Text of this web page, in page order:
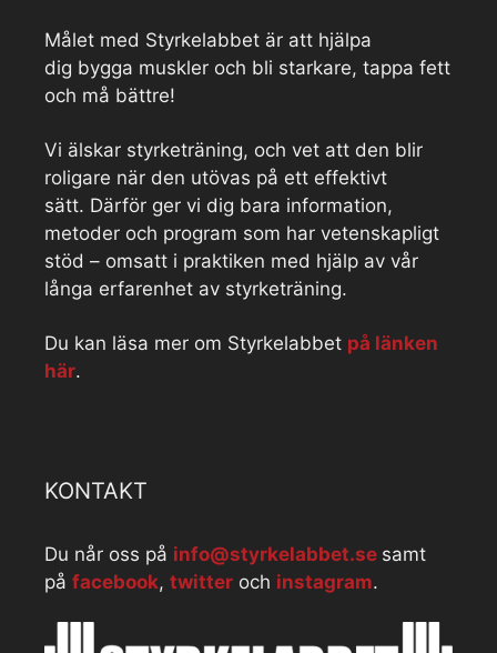
Målet med Styrkelabbet är att hjälpa
dig bygga muskler och bli starkare, tappa fett
och må bättre!
Vi älskar styrketräning, och vet att den blir
roligare när den utövas på ett effektivt
sätt. Därför ger vi dig bara information,
metoder och program som har vetenskapligt
stöd – omsatt i praktiken med hjälp av vår
långa erfarenhet av styrketräning.
Du kan läsa mer om Styrkelabbet på länken
här.
KONTAKT
Du når oss på info@styrkelabbet.se samt
på facebook, twitter och instagram.